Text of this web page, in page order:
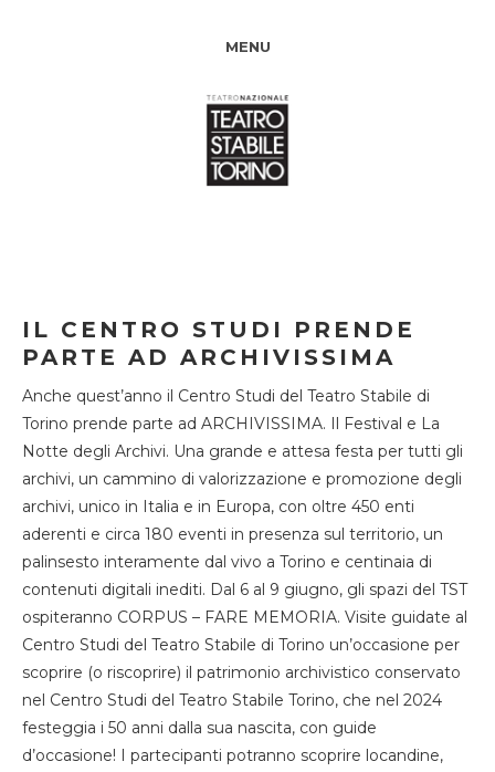
MENU
IL CENTRO STUDI PRENDE
PARTE AD ARCHIVISSIMA
Anche quest’anno il Centro Studi del Teatro Stabile di
Torino prende parte ad ARCHIVISSIMA. Il Festival e La
Notte degli Archivi. Una grande e attesa festa per tutti gli
archivi, un cammino di valorizzazione e promozione degli
archivi, unico in Italia e in Europa, con oltre 450 enti
aderenti e circa 180 eventi in presenza sul territorio, un
palinsesto interamente dal vivo a Torino e centinaia di
contenuti digitali inediti. Dal 6 al 9 giugno, gli spazi del TST
ospiteranno CORPUS – FARE MEMORIA. Visite guidate al
Centro Studi del Teatro Stabile di Torino un’occasione per
scoprire (o riscoprire) il patrimonio archivistico conservato
nel Centro Studi del Teatro Stabile Torino, che nel 2024
festeggia i 50 anni dalla sua nascita, con guide
d’occasione! I partecipanti potranno scoprire locandine,